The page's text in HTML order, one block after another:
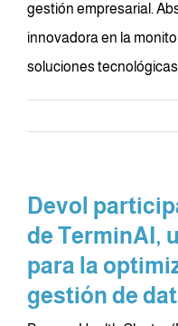
gestión empresarial.
innovadora en la
soluciones tecnológicas
Devol
de TerminAI,
para la
gestión de